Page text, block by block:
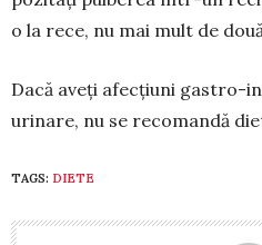
o la rece, nu mai mult de
Dacă aveţi afecţiuni gastro-
urinare, nu se recomandă
TAGS: DIETE